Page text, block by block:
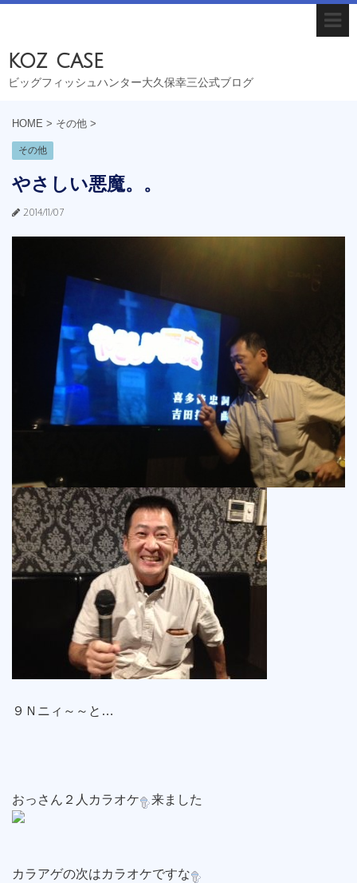
koz case
ビッグフィッシュハンター大久保幸三公式ブログ
HOME > その他 >
その他
やさしい悪魔。。
2014/11/07
９Ｎニィ～～と…
おっさん２人カラオケ 来ました
カラアゲの次はカラオケですな